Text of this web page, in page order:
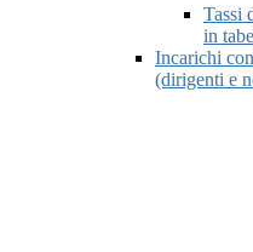
Tassi
in
Incarichi
(dirigenti e